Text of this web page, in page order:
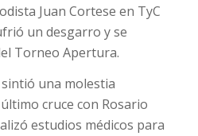
Juan Cortese en TyC
un desgarro y se
Torneo Apertura.
una molestia
cruce con Rosario
estudios médicos para